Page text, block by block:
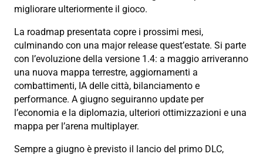
migliorare ulteriormente il gioco.
La roadmap presentata copre i prossimi mesi,
culminando con una major release quest’estate. Si parte
con l’evoluzione della versione 1.4: a maggio arriveranno
una nuova mappa terrestre, aggiornamenti a
combattimenti, IA delle città, bilanciamento e
performance. A giugno seguiranno update per
l’economia e la diplomazia, ulteriori ottimizzazioni e una
mappa per l’arena multiplayer.
Sempre a giugno è previsto il lancio del primo DLC,